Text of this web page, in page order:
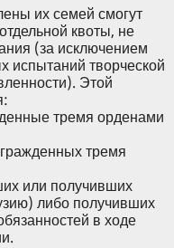
их семей смогут
квоты, не
(за исключением
испытаний творческой
Этой
тремя орденами
тремя
или получивших
либо получивших
в ходе